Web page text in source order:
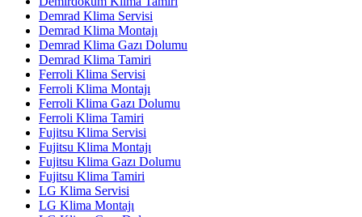
Demrad Klima Servisi
Demrad Klima Montajı
Demrad Klima Gazı Dolumu
Demrad Klima Tamiri
Ferroli Klima Servisi
Ferroli Klima Montajı
Ferroli Klima Gazı Dolumu
Ferroli Klima Tamiri
Fujitsu Klima Servisi
Fujitsu Klima Montajı
Fujitsu Klima Gazı Dolumu
Fujitsu Klima Tamiri
LG Klima Servisi
LG Klima Montajı